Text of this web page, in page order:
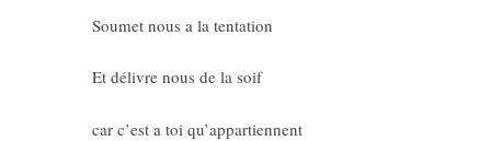
Soumet nous a la tentation
Et délivre nous de la soif
car c’est a toi qu’appartiennent